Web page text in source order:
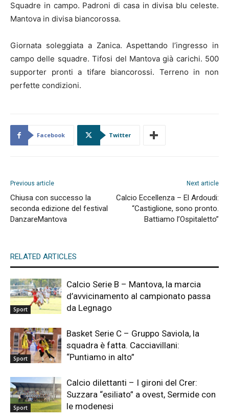
Squadre in campo. Padroni di casa in divisa blu celeste.
Mantova in divisa biancorossa.
Giornata soleggiata a Zanica. Aspettando l’ingresso in
campo delle squadre. Tifosi del Mantova già carichi. 500
supporter pronti a tifare biancorossi. Terreno in non
perfette condizioni.
Facebook Twitter
Previous article
Chiusa con successo la
seconda edizione del festival
DanzareMantova
Next article
Calcio Eccellenza – El Ardoudi:
“Castiglione, sono pronto.
Battiamo l’Ospitaletto”
RELATED ARTICLES
Sport
Calcio Serie B – Mantova, la marcia
d’avvicinamento al campionato passa
da Legnago
Sport
Basket Serie C – Gruppo Saviola, la
squadra è fatta. Cacciavillani:
“Puntiamo in alto”
Sport
Calcio dilettanti – I gironi del Crer:
Suzzara “esiliato” a ovest, Sermide con
le modenesi